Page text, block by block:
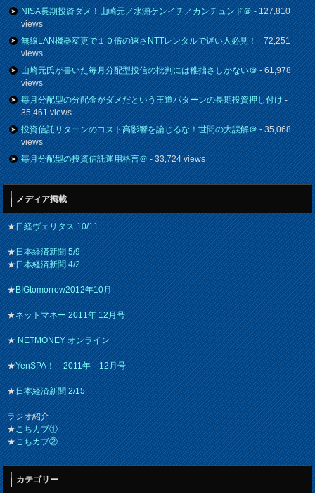
NISA長期投資ダメ！山崎元／水瀬ケンイチ／カンチュンド＠- 127,810
views
無線LAN機器変更で１０倍の速さNTTレンタルで遅い人必見！- 72,251
views
山崎元氏が書いた毎月分配型投信の批判には稚拙さしかない＠- 61,978
views
毎月分配型の分配金がダメだという王道パターンの長期投資押し付け-
35,461 views
投資信託リターンのコスト高影響を論じるな！世間の大誤解＠- 35,068
views
毎月分配型の投資信託運用格言＠- 33,724 views
メディア掲載
★日経ヴェリタス 10/11
★日本経済新聞 5/9
★日本経済新聞 4/2
★BIGtomorrow2012年10月
★ネットマネー 2011年 12月号
★NETMONEY オンライン
★YenSPA！ 2011年 12月号
★日本経済新聞 2/15
ラジオ紹介
★こちカブ①
★こちカブ②
カテゴリー